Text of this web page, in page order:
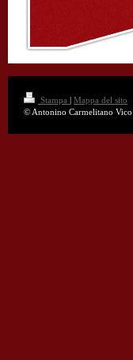
Stampa | Mappa del sito
© Antonino Carmelitano